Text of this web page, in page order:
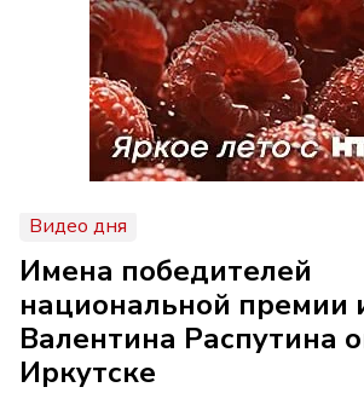
Видео дня
Имена победителей
национальной премии
Валентина Распутина
Иркутске